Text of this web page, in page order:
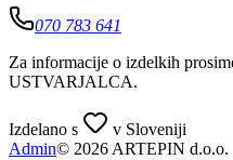
070 783 641
Za informacije o izdelkih
USTVARJALCA.
Izdelano s
v Sloveniji
Admin© 2026 ARTEPIN d.o.o.